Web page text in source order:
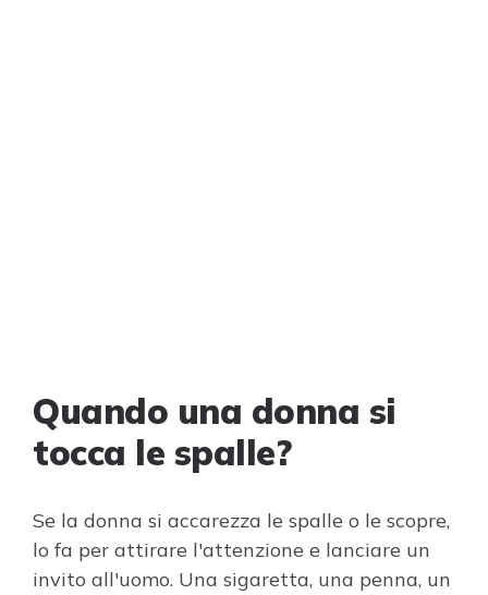
Quando una donna si
tocca le spalle?
Se la donna si accarezza le spalle o le scopre,
lo fa per attirare l'attenzione e lanciare un
invito all'uomo. Una sigaretta, una penna, un